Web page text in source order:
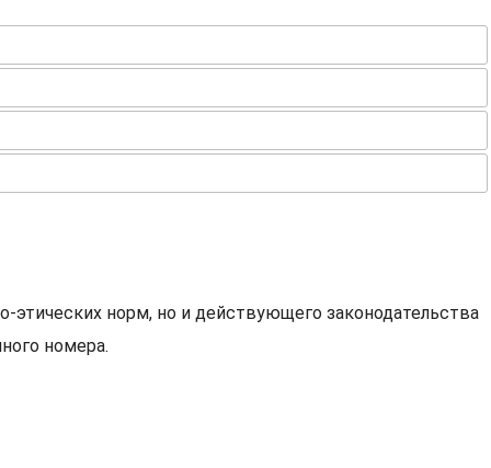
норм, но и действующего законодательства
номера.